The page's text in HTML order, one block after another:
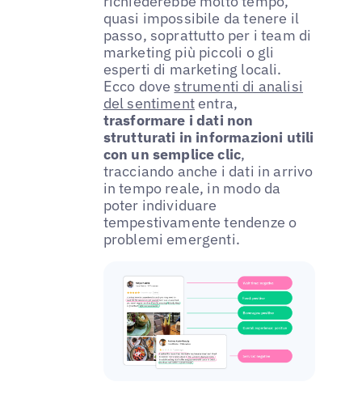
quasi impossibile da tenere il
passo, soprattutto per i team di
marketing più piccoli o gli
esperti di marketing locali.
Ecco dove strumenti di analisi
del sentimententra,
trasformare i dati non
strutturati in informazioni utili
con un semplice clic,
tracciando anche i dati in arrivo
in tempo reale, in modo da
poter individuare
tempestivamente tendenze o
problemi emergenti.